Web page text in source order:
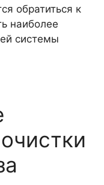
обратиться к
наиболее
системы